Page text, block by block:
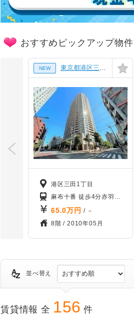
おすすめピックアップ物件
NEW 東京都港区三田1丁目の賃貸マンション
港区三田1丁目
麻布十番 徒歩4分赤羽橋 徒歩7分
65.0万円 / －
8階 / 2010年05月
並べ替え
賃貸情報 全 156 件